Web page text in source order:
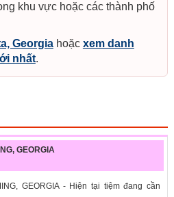
khu vực hoặc các thành phố
Georgiahoặc xem danh
nhất.
GEORGIA
GEORGIA - Hiện tại tiệm đang cần